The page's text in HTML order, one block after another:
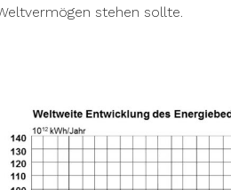
stehen sollte.